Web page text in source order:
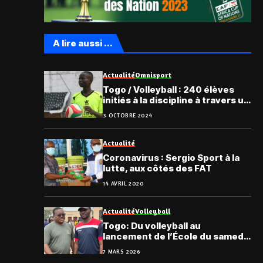
A lire aussi ...
ActualitéOmnisport
Togo / Volleyball : 240 élèves
initiés à la discipline à travers un
tournoi éducatif
3 OCTOBRE 2024
Actualité
Coronavirus : Sergio Sport à la
lutte, aux côtés des FAT
14 AVRIL 2020
ActualitéVolleyball
Togo: Du volleyball au
lancement de l’École du samedi,
à Agoè-Nyivé 4
7 MARS 2026